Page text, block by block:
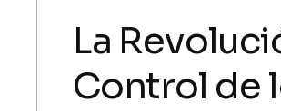
La
Control de